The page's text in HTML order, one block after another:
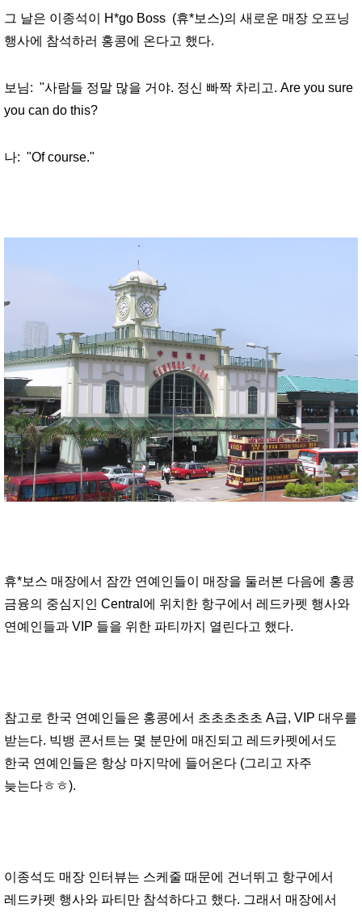
그 날은 이종석이 H*go Boss (휴*보스)의 새로운 매장 오프닝
행사에 참석하러 홍콩에 온다고 했다.
보님: "사람들 정말 많을 거야. 정신 빠짝 차리고. Are you sure
you can do this?
나: "Of course."
휴*보스 매장에서 잠깐 연예인들이 매장을 둘러본 다음에 홍콩
금융의 중심지인 Central에 위치한 항구에서 레드카펫 행사와
연예인들과 VIP 들을 위한 파티까지 열린다고 했다.
참고로 한국 연예인들은 홍콩에서 초초초초초 A급, VIP 대우를
받는다. 빅뱅 콘서트는 몇 분만에 매진되고 레드카펫에서도
한국 연예인들은 항상 마지막에 들어온다 (그리고 자주
늦는다ㅎㅎ).
이종석도 매장 인터뷰는 스케줄 때문에 건너뛰고 항구에서
레드카펫 행사와 파티만 참석하다고 했다. 그래서 매장에서